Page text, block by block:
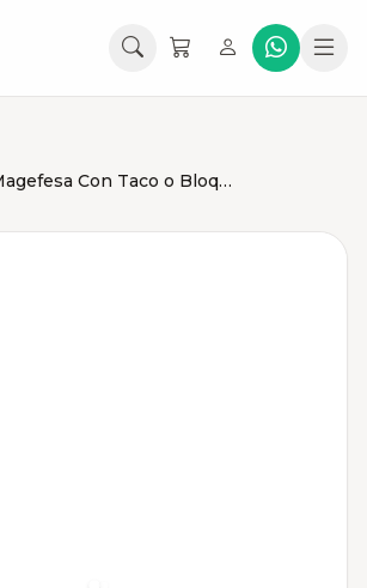
Kit de Cuchillos Magefesa Con Taco o Bloque de Madera